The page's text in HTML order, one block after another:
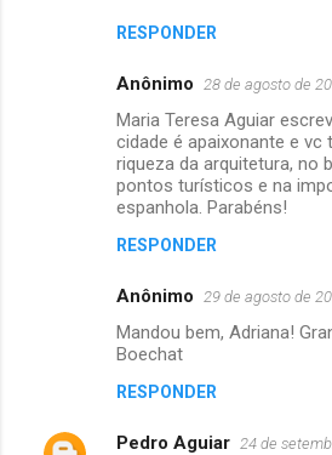
RESPONDER
Anônimo 28 de agosto de
Maria Teresa Aguiar
cidade é apaixonante e
riqueza da arquitetura, no
pontos turísticos e na
espanhola. Parabéns!
RESPONDER
Anônimo 29 de agosto de
Mandou bem, Adriana!
Boechat
RESPONDER
Pedro Aguiar 24 de